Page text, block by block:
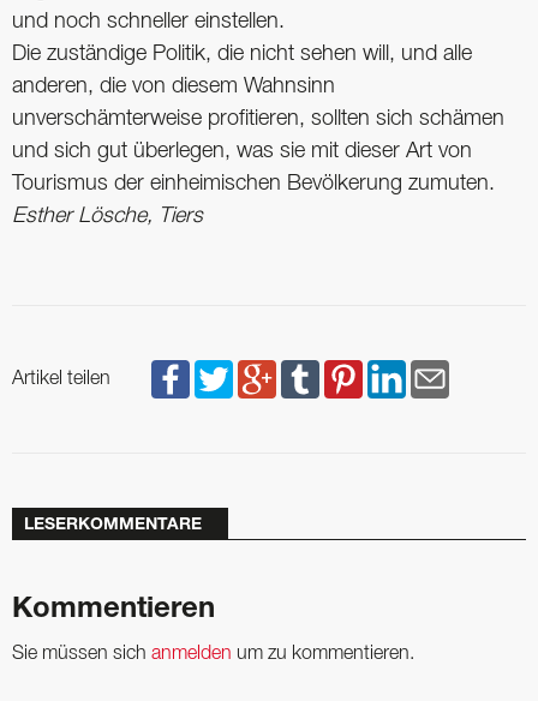
und noch schneller einstellen.
Die zuständige Politik, die nicht sehen will, und alle
anderen, die von diesem Wahnsinn
unverschämterweise profitieren, sollten sich schämen
und sich gut überlegen, was sie mit dieser Art von
Tourismus der einheimischen Bevölkerung zumuten.
Esther Lösche, Tiers
Artikel teilen
LESERKOMMENTARE
Kommentieren
Sie müssen sich anmelden um zu kommentieren.